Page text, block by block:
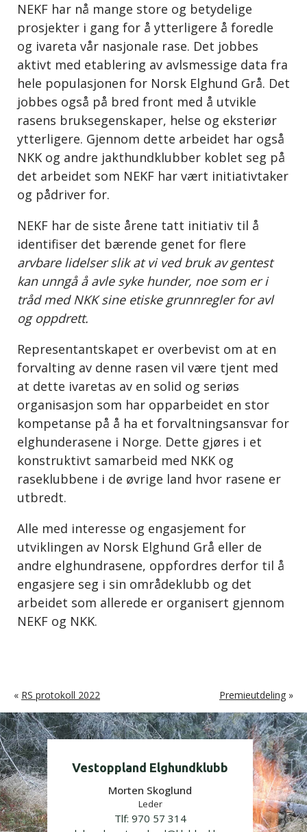
NEKF har nå mange store og betydelige
prosjekter i gang for å ytterligere å foredle
og ivareta vår nasjonale rase. Det jobbes
aktivt med etablering av avlsmessige data fra
hele populasjonen for Norsk Elghund Grå. Det
jobbes også på bred front med å utvikle
rasens bruksegenskaper, helse og eksteriør
ytterligere. Gjennom dette arbeidet har også
NKK og andre jakthundklubber koblet seg på
det arbeidet som NEKF har vært initiativtaker
og pådriver for.
NEKF har de siste årene tatt initiativ til å
identifiser det bærende genet for flere
arvbare lidelser slik at vi ved bruk av gentest
kan unngå å avle syke hunder, noe som er i
tråd med NKK sine etiske grunnregler for avl
og oppdrett.
Representantskapet er overbevist om at en
forvalting av denne rasen vil være tjent med
at dette ivaretas av en solid og seriøs
organisasjon som har opparbeidet en stor
kompetanse på å ha et forvaltningsansvar for
elghunderasene i Norge. Dette gjøres i et
konstruktivt samarbeid med NKK og
raseklubbene i de øvrige land hvor rasene er
utbredt.
Alle med interesse og engasjement for
utviklingen av Norsk Elghund Grå eller de
andre elghundrasene, oppfordres derfor til å
engasjere seg i sin områdeklubb og det
arbeidet som allerede er organisert gjennom
NEKF og NKK.
« RS protokoll 2022 Premieutdeling »
Vestoppland Elghundklubb
Morten Skoglund
Leder
Tlf: 970 57 314